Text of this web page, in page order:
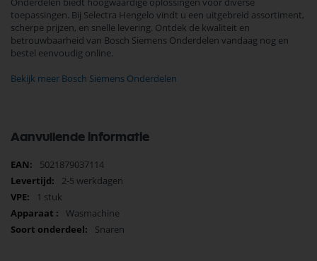
toepassingen. Bij Selectra Hengelo vindt u een uitgebreid assortiment,
scherpe prijzen, en snelle levering. Ontdek de kwaliteit en
betrouwbaarheid van Bosch Siemens Onderdelen vandaag nog en
bestel eenvoudig online.
Bekijk meer Bosch Siemens Onderdelen
Aanvullende informatie
Meer
informatie
5021879037114
2-5 werkdagen
1 stuk
Wasmachine
Snaren